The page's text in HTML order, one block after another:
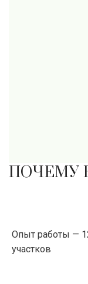
ПОЧЕМУ
Опыт работы —
участков